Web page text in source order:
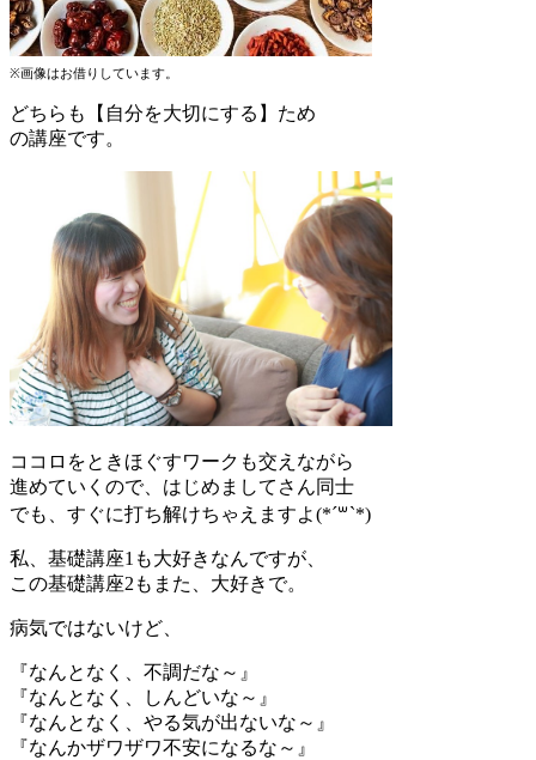
※画像はお借りしています。
どちらも【自分を大切にする】ため
の講座です。
ココロをときほぐすワークも交えながら
進めていくので、はじめましてさん同士
でも、すぐに打ち解けちゃえますよ(*´꒳`*)
私、基礎講座1も大好きなんですが、
この基礎講座2もまた、大好きで。
病気ではないけど、
『なんとなく、不調だな～』
『なんとなく、しんどいな～』
『なんとなく、やる気が出ないな～』
『なんかザワザワ不安になるな～』